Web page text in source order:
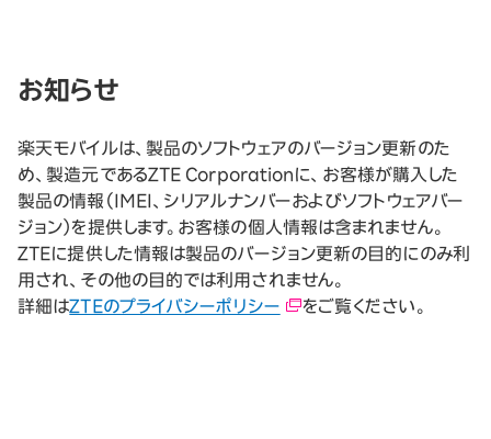
お知らせ
楽天モバイルは、製品のソフトウェアのバージョン更新のた
め、製造元であるZTE Corporationに、お客様が購入した
製品の情報（IMEI、シリアルナンバーおよびソフトウェアバー
ジョン）を提供します。お客様の個人情報は含まれません。
ZTEに提供した情報は製品のバージョン更新の目的にのみ利
用され、その他の目的では利用されません。
詳細はZTEのプライバシーポリシー をご覧ください。